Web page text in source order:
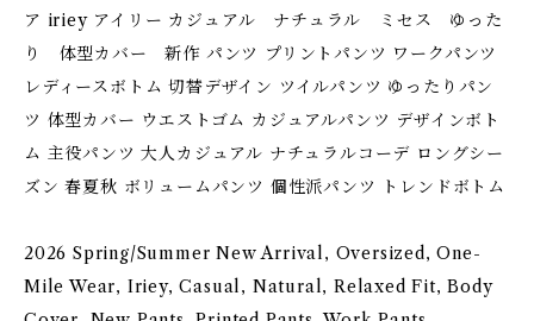
ア iriey アイリー カジュアル ナチュラル ミセス ゆった
り 体型カバー 新作 パンツ プリントパンツ ワークパンツ
レディースボトム 切替デザイン ツイルパンツ ゆったりパン
ツ 体型カバー ウエストゴム カジュアルパンツ デザインボト
ム 主役パンツ 大人カジュアル ナチュラルコーデ ロングシー
ズン 春夏秋 ボリュームパンツ 個性派パンツ トレンドボトム
2026 Spring/Summer New Arrival, Oversized, One-
Mile Wear, Iriey, Casual, Natural, Relaxed Fit, Body